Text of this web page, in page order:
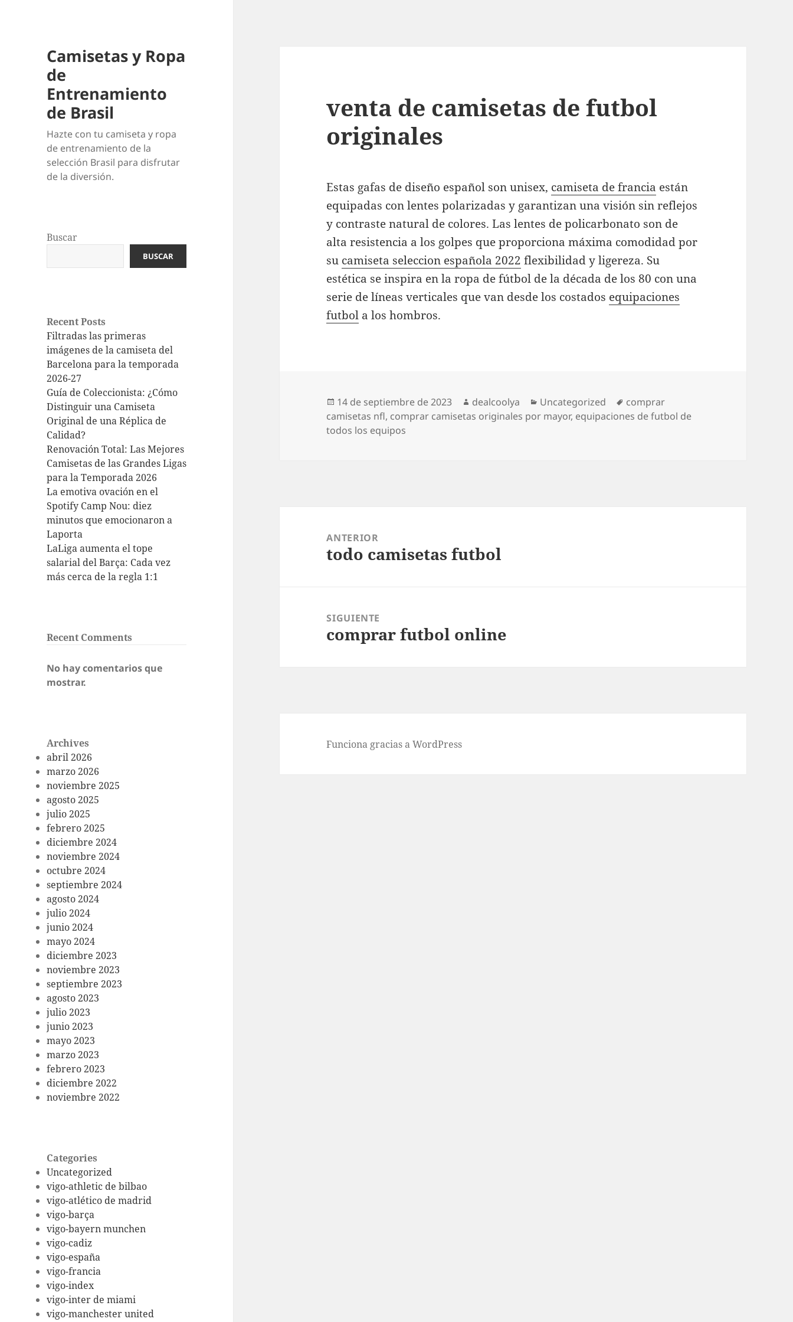
Camisetas y Ropa
de
Entrenamiento
de Brasil
Hazte con tu camiseta y ropa
de entrenamiento de la
selección Brasil para disfrutar
de la diversión.
Buscar
BUSCAR
Recent Posts
Filtradas las primeras
imágenes de la camiseta del
Barcelona para la temporada
2026-27
Guía de Coleccionista: ¿Cómo
Distinguir una Camiseta
Original de una Réplica de
Calidad?
Renovación Total: Las Mejores
Camisetas de las Grandes Ligas
para la Temporada 2026
La emotiva ovación en el
Spotify Camp Nou: diez
minutos que emocionaron a
Laporta
LaLiga aumenta el tope
salarial del Barça: Cada vez
más cerca de la regla 1:1
Recent Comments
No hay comentarios que
mostrar.
Archives
abril 2026
marzo 2026
noviembre 2025
agosto 2025
julio 2025
febrero 2025
diciembre 2024
noviembre 2024
octubre 2024
septiembre 2024
agosto 2024
julio 2024
junio 2024
mayo 2024
diciembre 2023
noviembre 2023
septiembre 2023
agosto 2023
julio 2023
junio 2023
mayo 2023
marzo 2023
febrero 2023
diciembre 2022
noviembre 2022
Categories
Uncategorized
vigo-athletic de bilbao
vigo-atlético de madrid
vigo-barça
vigo-bayern munchen
vigo-cadiz
vigo-españa
vigo-francia
vigo-index
vigo-inter de miami
vigo-manchester united
venta de camisetas de futbol
originales
Estas gafas de diseño español son unisex, camiseta de francia están
equipadas con lentes polarizadas y garantizan una visión sin reflejos
y contraste natural de colores. Las lentes de policarbonato son de
alta resistencia a los golpes que proporciona máxima comodidad por
su camiseta seleccion española 2022 flexibilidad y ligereza. Su
estética se inspira en la ropa de fútbol de la década de los 80 con una
serie de líneas verticales que van desde los costados equipaciones
futbol a los hombros.
Publicado
el
14 de septiembre de 2023 Autor
dealcoolya Categorías
Uncategorized Etiquetas
comprar
camisetas nfl, comprar camisetas originales por mayor, equipaciones de futbol de
todos los equipos
entradas
ANTERIOR
Entrada
todo camisetas futbol
SIGUIENTE
Entrada
comprar futbol online
Funciona gracias a WordPress